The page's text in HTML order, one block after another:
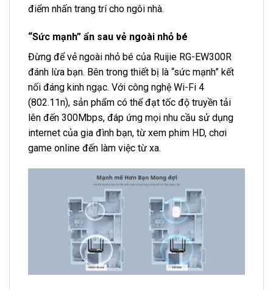
điểm nhấn trang trí cho ngôi nhà.
“Sức mạnh” ẩn sau vẻ ngoài nhỏ bé
Đừng để vẻ ngoài nhỏ bé của Ruijie RG-EW300R
đánh lừa bạn. Bên trong thiết bị là “sức mạnh” kết
nối đáng kinh ngạc. Với công nghệ Wi-Fi 4
(802.11n), sản phẩm có thể đạt tốc độ truyền tải
lên đến 300Mbps, đáp ứng mọi nhu cầu sử dụng
internet của gia đình bạn, từ xem phim HD, chơi
game online đến làm việc từ xa.